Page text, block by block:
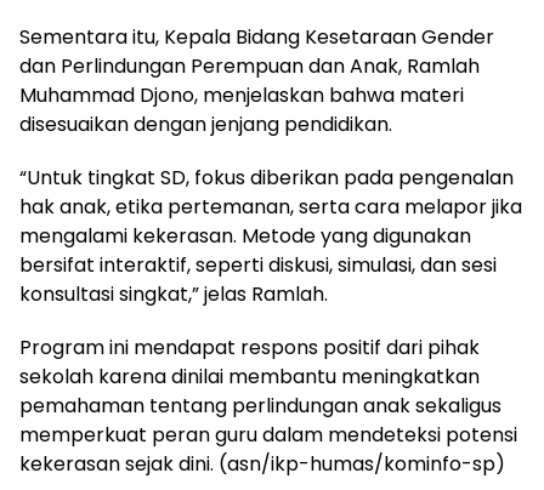
Sementara itu, Kepala Bidang Kesetaraan Gender
dan Perlindungan Perempuan dan Anak, Ramlah
Muhammad Djono, menjelaskan bahwa materi
disesuaikan dengan jenjang pendidikan.
“Untuk tingkat SD, fokus diberikan pada pengenalan
hak anak, etika pertemanan, serta cara melapor jika
mengalami kekerasan. Metode yang digunakan
bersifat interaktif, seperti diskusi, simulasi, dan sesi
konsultasi singkat,” jelas Ramlah.
Program ini mendapat respons positif dari pihak
sekolah karena dinilai membantu meningkatkan
pemahaman tentang perlindungan anak sekaligus
memperkuat peran guru dalam mendeteksi potensi
kekerasan sejak dini. (asn/ikp-humas/kominfo-sp)